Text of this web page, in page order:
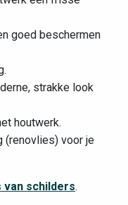
goed beschermen
strakke look
houtwerk.
(renovlies) voor je
van schilders.